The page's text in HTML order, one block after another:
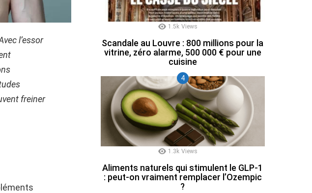
l’essor
freiner
1.5k Views
Scandale au Louvre : 800 millions pour la
vitrine, zéro alarme, 500 000 € pour une
cuisine
1.3k Views
Aliments naturels qui stimulent le GLP-1
: peut-on vraiment remplacer l’Ozempic
?